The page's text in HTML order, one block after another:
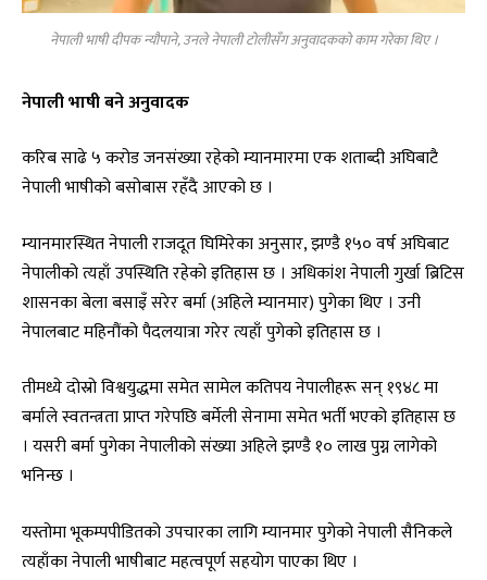
नेपाली भाषी दीपक न्यौपाने, उनले नेपाली टोलीसँग अनुवादकको काम गरेका थिए ।
नेपाली भाषी बने अनुवादक
करिब साढे ५ करोड जनसंख्या रहेको म्यानमारमा एक शताब्दी अघिबाटै
नेपाली भाषीको बसोबास रहँदै आएको छ ।
म्यानमारस्थित नेपाली राजदूत घिमिरेका अनुसार, झण्डै १५० वर्ष अघिबाट
नेपालीको त्यहाँ उपस्थिति रहेको इतिहास छ । अधिकांश नेपाली गुर्खा ब्रिटिस
शासनका बेला बसाइँ सरेर बर्मा (अहिले म्यानमार) पुगेका थिए । उनी
नेपालबाट महिनौंको पैदलयात्रा गरेर त्यहाँ पुगेको इतिहास छ ।
तीमध्ये दोस्रो विश्वयुद्धमा समेत सामेल कतिपय नेपालीहरू सन् १९४८ मा
बर्माले स्वतन्त्रता प्राप्त गरेपछि बर्मेली सेनामा समेत भर्ती भएको इतिहास छ
। यसरी बर्मा पुगेका नेपालीको संख्या अहिले झण्डै १० लाख पुग्न लागेको
भनिन्छ ।
यस्तोमा भूकम्पपीडितको उपचारका लागि म्यानमार पुगेको नेपाली सैनिकले
त्यहाँका नेपाली भाषीबाट महत्वपूर्ण सहयोग पाएका थिए ।